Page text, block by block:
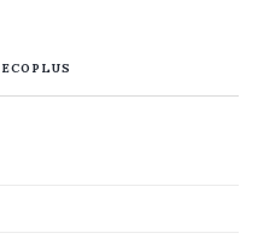
ECOPLUS